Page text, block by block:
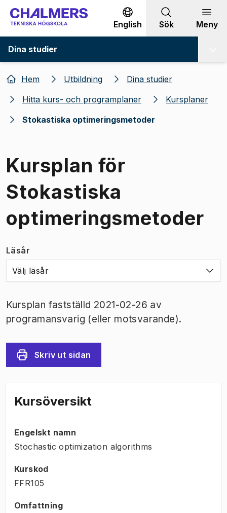
Gå till innehållet
English Sök Meny
Dina studier
Hem Utbildning
Dina studier
Hitta kurs- och programplaner
Kursplaner
Stokastiska optimeringsmetoder
Kursplan för
Stokastiska
optimeringsmetoder
Läsår
Välj läsår
Kursplan fastställd 2021-02-26 av
programansvarig (eller motsvarande).
Skriv ut sidan
Kursöversikt
Engelskt namn
Stochastic optimization algorithms
Kurskod
FFR105
Omfattning